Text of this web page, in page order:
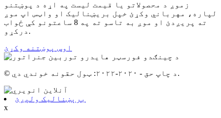
زموږ د محصولاتو یا قیمت لیست په اړه د پوښتنو
لپاره، مهرباني وکړئ خپل بریښنالیک او واټس اپ موږ
ته پریږدئ او موږ به تاسو ته په 8 ساعتونو کې ځواب
درکړو.
اوس پوښتنه وکړئ
© د چاپ حق - ۲۰۲۰-۲۰۲۲: ټول حقونه خوندي دي.
برېښنالیک ولېږئ
x